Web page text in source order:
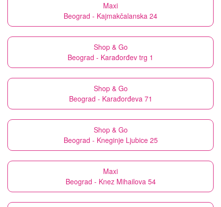
Maxi
Beograd - Kajmakčalanska 24
Shop & Go
Beograd - Karađorđev trg 1
Shop & Go
Beograd - Karađorđeva 71
Shop & Go
Beograd - Kneginje Ljubice 25
Maxi
Beograd - Knez Mihailova 54